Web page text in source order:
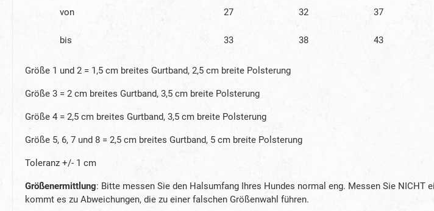
von 27 32 37
bis 33 38 43
Größe 1 und 2 = 1,5 cm breites Gurtband, 2,5 cm breite Polsterung
Größe 3 = 2 cm breites Gurtband, 3,5 cm breite Polsterung
Größe 4 = 2,5 cm breites Gurtband, 3,5 cm breite Polsterung
Größe 5, 6, 7 und 8 = 2,5 cm breites Gurtband, 5 cm breite Polsterung
Toleranz +/- 1 cm
Größenermittlung: Bitte messen Sie den Halsumfang Ihres Hundes normal eng. Messen Sie
kommt es zu Abweichungen, die zu einer falschen Größenwahl führen.